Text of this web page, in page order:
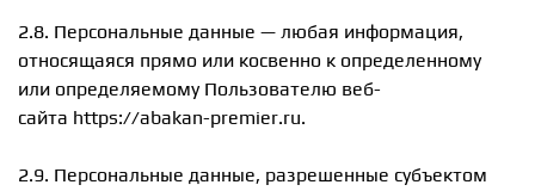
2.8. Персональные данные — любая информация,
относящаяся прямо или косвенно к определенному
или определяемому Пользователю веб-
сайта https://abakan-premier.ru.
2.9. Персональные данные, разрешенные субъектом